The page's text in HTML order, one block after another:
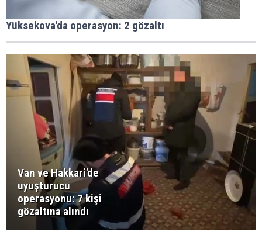
Yüksekova'da operasyon: 2 gözaltı
Van ve Hakkari'de
uyuşturucu
operasyonu: 7 kişi
gözaltına alındı